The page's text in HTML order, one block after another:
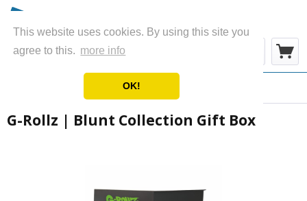
This website uses cookies. By using this site you
agree to this. more info
OK!
Menü
Promotion Materials
G-Rollz | Blunt Collection Gift Box